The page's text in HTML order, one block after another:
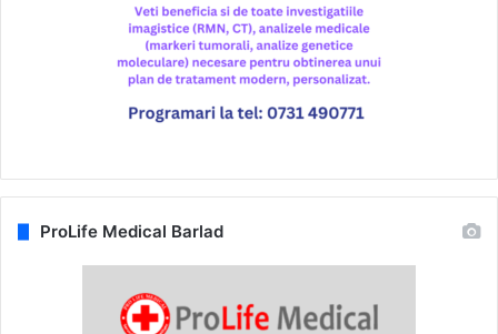
ProLife Medical Barlad